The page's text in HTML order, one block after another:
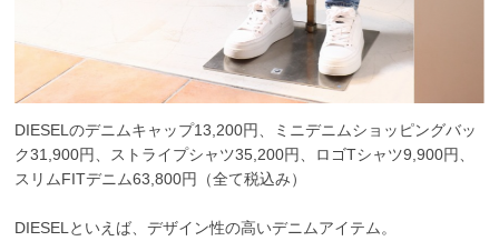
DIESELのデニムキャップ13,200円、ミニデニムショッピングバッ
ク31,900円、ストライプシャツ35,200円、ロゴTシャツ9,900円、
スリムFITデニム63,800円（全て税込み）
DIESELといえば、デザイン性の高いデニムアイテム。